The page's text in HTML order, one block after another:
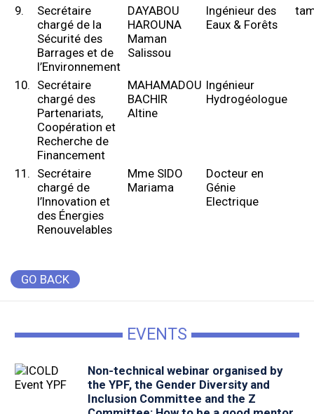
EVENTS
Non-technical webinar organised by
the YPF, the Gender Diversity and
Inclusion Committee and the Z
9.
Secrétaire
chargé de la
Sécurité des
Barrages et de
l’Environnement
DAYABOU
HAROUNA
Maman
Salissou
Ingénieur des
Eaux & Forêts
10. Secrétaire
chargé des
Partenariats,
Coopération et
Recherche de
Financement
MAHAMADOU
BACHIR
Altine
Ingénieur
Hydrogéologue
11. Secrétaire
chargé de
l’Innovation et
des Énergies
Renouvelables
Mme SIDO
Mariama
Docteur en
Génie
Electrique
GO BACK